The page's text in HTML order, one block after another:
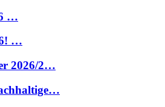
…
…
2026/2…